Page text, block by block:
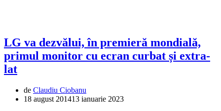
LG va dezvălui, în premieră mondială,
primul monitor cu ecran curbat și extra-
lat
de Claudiu Ciobanu
18 august 201413 ianuarie 2023